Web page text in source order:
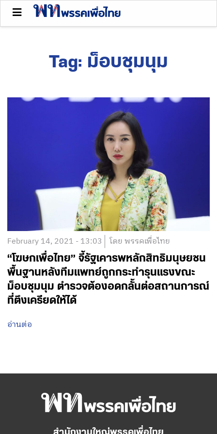
Tag: ม็อบชุมนุม
February 14, 2021 - 13:03 โดย พรรคเพื่อไทย
“โฆษกเพื่อไทย” จี้รัฐเคารพหลักสิทธิมนุษยชน
พื้นฐานหลังทีมแพทย์ถูกกระทำรุนแรงขณะ
ม็อบชุมนุม​ ตำรวจต้องอดกลั้นต่อสถานการณ์
ที่ตึงเครียดให้ได้
อ่านต่อ